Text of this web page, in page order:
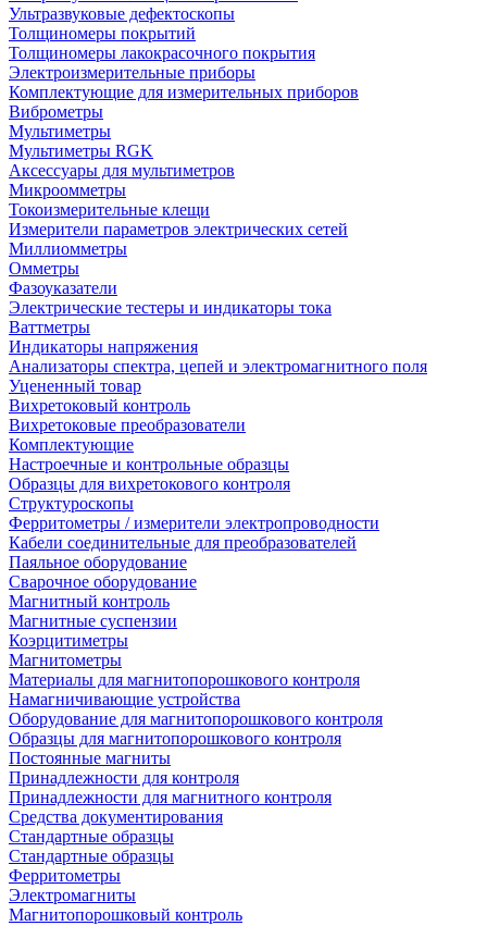
Ультразвуковые дефектоскопы
Толщиномеры покрытий
Толщиномеры лакокрасочного покрытия
Электроизмерительные приборы
Комплектующие для измерительных приборов
Виброметры
Мультиметры
Мультиметры RGK
Аксессуары для мультиметров
Микроомметры
Токоизмерительные клещи
Измерители параметров электрических сетей
Миллиомметры
Омметры
Фазоуказатели
Электрические тестеры и индикаторы тока
Ваттметры
Индикаторы напряжения
Анализаторы спектра, цепей и электромагнитного поля
Уцененный товар
Вихретоковый контроль
Вихретоковые преобразователи
Комплектующие
Настроечные и контрольные образцы
Образцы для вихретокового контроля
Структуроскопы
Ферритометры / измерители электропроводности
Кабели соединительные для преобразователей
Паяльное оборудование
Сварочное оборудование
Магнитный контроль
Магнитные суспензии
Коэрцитиметры
Магнитометры
Материалы для магнитопорошкового контроля
Намагничивающие устройства
Оборудование для магнитопорошкового контроля
Образцы для магнитопорошкового контроля
Постоянные магниты
Принадлежности для контроля
Принадлежности для магнитного контроля
Средства документирования
Стандартные образцы
Стандартные образцы
Ферритометры
Электромагниты
Магнитопорошковый контроль